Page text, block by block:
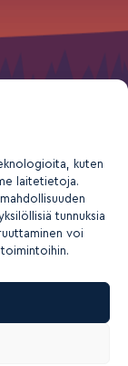
kuten
laitetietoja.
tunnuksia
voi
ry